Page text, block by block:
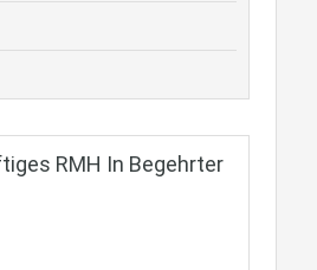
RMH In Begehrter